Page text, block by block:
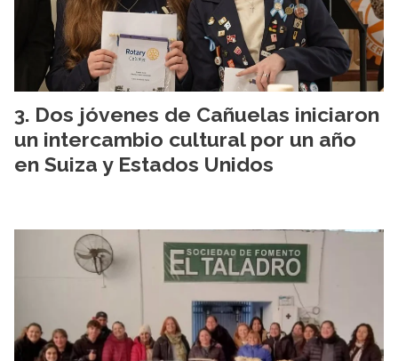
Dos jóvenes de Cañuelas iniciaron
un intercambio cultural por un año
en Suiza y Estados Unidos